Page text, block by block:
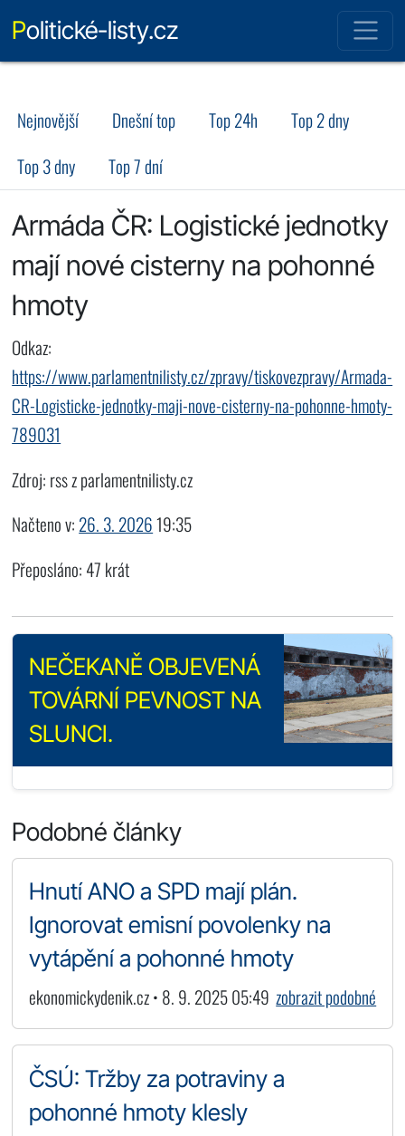
Politické-listy.cz
Nejnovější Dnešní top Top 24h
Top 2 dny
Top 3 dny
Top 7 dní
Armáda ČR: Logistické jednotky
mají nové cisterny na pohonné
hmoty
Odkaz:
https://www.parlamentnilisty.cz/zpravy/tiskovezpravy/Armada-
CR-Logisticke-jednotky-maji-nove-cisterny-na-pohonne-hmoty-
789031
Zdroj: rss z parlamentnilisty.cz
Načteno v: 26. 3. 202619:35
Přeposláno: 47 krát
NEČEKANĚ OBJEVENÁ
TOVÁRNÍ PEVNOST NA
SLUNCI.
Podobné články
Hnutí ANO a SPD mají plán.
Ignorovat emisní povolenky na
vytápění a pohonné hmoty
ekonomickydenik.cz • 8. 9. 2025 05:49 zobrazit podobné
ČSÚ: Tržby za potraviny a
pohonné hmoty klesly